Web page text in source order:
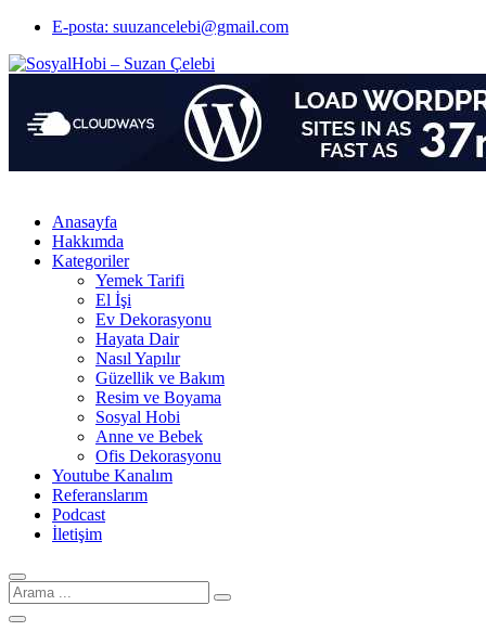
E-posta: suuzancelebi@gmail.com
Anasayfa
Hakkımda
Kategoriler
Yemek Tarifi
El İşi
Ev Dekorasyonu
Hayata Dair
Nasıl Yapılır
Güzellik ve Bakım
Resim ve Boyama
Sosyal Hobi
Anne ve Bebek
Ofis Dekorasyonu
Youtube Kanalım
Referanslarım
Podcast
İletişim
Arama
için: